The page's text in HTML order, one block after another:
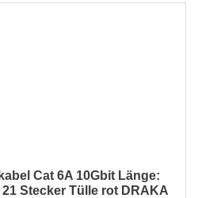
Cat 6A 10Gbit Länge:
21 Stecker Tülle rot DRAKA